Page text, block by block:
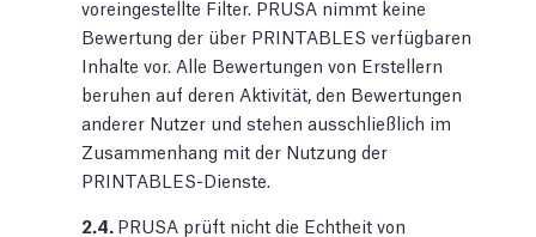
voreingestellte Filter. PRUSA nimmt keine
Bewertung der über PRINTABLES verfügbaren
Inhalte vor. Alle Bewertungen von Erstellern
beruhen auf deren Aktivität, den Bewertungen
anderer Nutzer und stehen ausschließlich im
Zusammenhang mit der Nutzung der
PRINTABLES-Dienste.
2.4. PRUSA prüft nicht die Echtheit von